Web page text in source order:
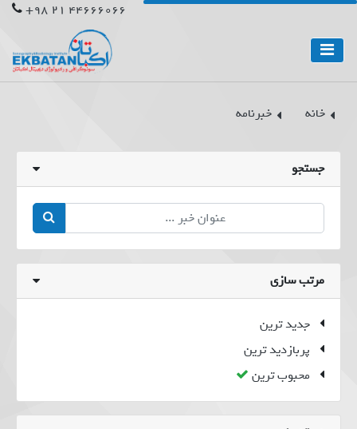
44666066 21 98+
خانه خبرنامه
جستجو
مرتب سازی
جدید ترین
پربازدید ترین
محبوب ترین